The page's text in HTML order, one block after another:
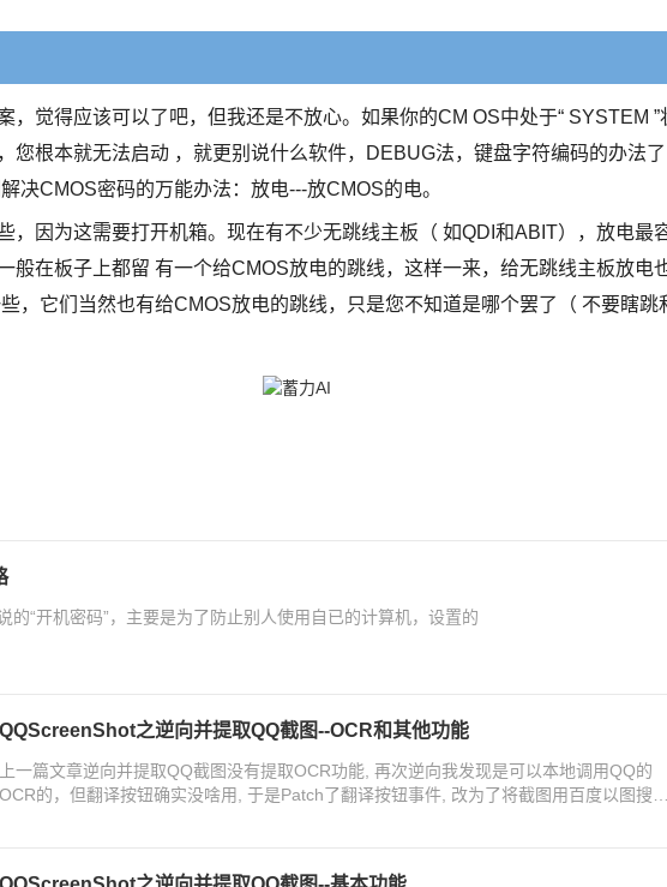
觉得应该可以了吧，但我还是不放心。如果你的CM OS中处于“ SYSTEM ”
您根本就无法启动 ，就更别说什么软件，DEBUG法，键盘字符编码的办法
决CMOS密码的万能办法：放电---放CMOS的电。
，因为这需要打开机箱。现在有不少无跳线主板（ 如QDI和ABIT），放电最
般在板子上都留 有一个给CMOS放电的跳线，这样一来，给无跳线主板放电
，它们当然也有给CMOS放电的跳线，只是您不知道是哪个罢了（ 不要瞎跳
的“开机密码”，主要是为了防止别人使用自已的计算机，设置的
QQScreenShot之逆向并提取QQ截图--OCR和其他功能
上一篇文章逆向并提取QQ截图没有提取OCR功能, 再次逆向我发现是可以本地调用QQ的
OCR的，但翻译按钮确实没啥用, 于是Patch了翻译按钮事件, 改为了将截图用百度以图搜图